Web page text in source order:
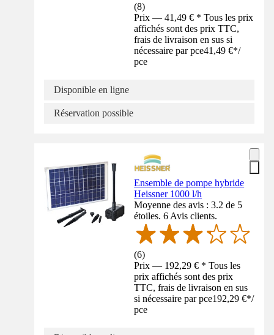
(8)
Prix — 41,49 € * Tous les prix
affichés sont des prix TTC,
frais de livraison en sus si
nécessaire par pce41,49 €*/
pce
Disponible en ligne
Réservation possible
Ensemble de pompe hybride
Heissner 1000 l/h
Moyenne des avis : 3.2 de 5
étoiles. 6 Avis clients.
(6)
Prix — 192,29 € * Tous les
prix affichés sont des prix
TTC, frais de livraison en sus
si nécessaire par pce192,29 €*/
pce